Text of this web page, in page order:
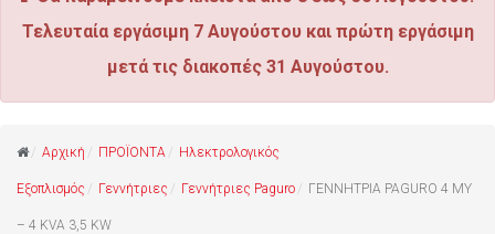
Τελευταία εργάσιμη 7 Αυγούστου και πρώτη εργάσιμη
μετά τις διακοπές 31 Αυγούστου.
Αρχική ΠΡΟΪΟΝΤΑ Ηλεκτρολογικός
Εξοπλισμός Γεννήτριες Γεννήτριες Paguro ΓΕΝΝΗΤΡΙΑ PAGURO 4 MY
– 4 KVA 3,5 KW